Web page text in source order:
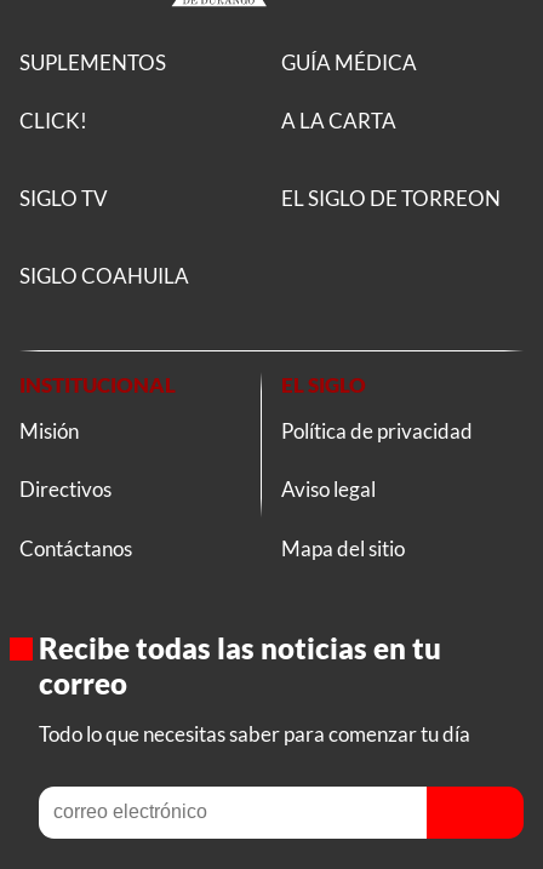
SUPLEMENTOS
CLICK!
GUÍA MÉDICA
A LA CARTA
SIGLO TV EL SIGLO DE TORREON
SIGLO COAHUILA
INSTITUCIONAL
Misión
Directivos
Contáctanos
EL SIGLO
Política de privacidad
Aviso legal
Mapa del sitio
Recibe todas las noticias en tu
correo
Todo lo que necesitas saber para comenzar tu día